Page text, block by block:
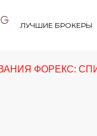
ЛУЧШИЕ БРОКЕРЫ
ФОРЕКС: